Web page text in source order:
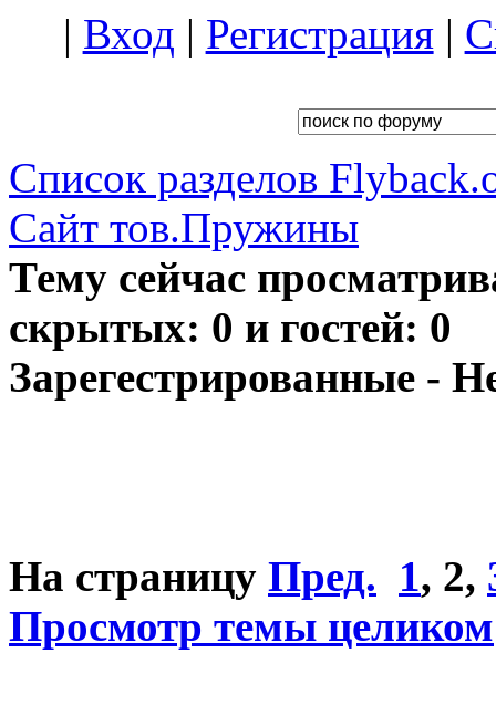
| Вход | Регистрация|
Список разделов
Сайт тов.Пружины
Тему сейчас
скрытых: 0 и гостей: 0
Зарегестрированные -
На страницу Пред. 1, 2,
Просмотр темы целиком